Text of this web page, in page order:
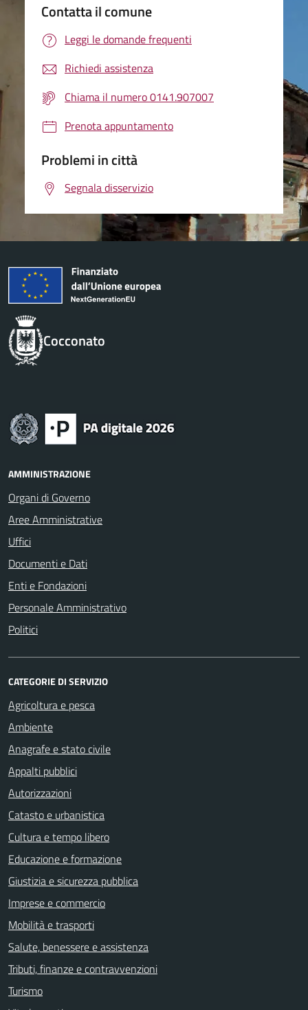
Contatta il comune
Leggi le domande frequenti
Richiedi assistenza
Chiama il numero 0141.907007
Prenota appuntamento
Problemi in città
Segnala disservizio
Cocconato
AMMINISTRAZIONE
Organi di Governo
Aree Amministrative
Uffici
Documenti e Dati
Enti e Fondazioni
Personale Amministrativo
Politici
CATEGORIE DI SERVIZIO
Agricoltura e pesca
Ambiente
Anagrafe e stato civile
Appalti pubblici
Autorizzazioni
Catasto e urbanistica
Cultura e tempo libero
Educazione e formazione
Giustizia e sicurezza pubblica
Imprese e commercio
Mobilità e trasporti
Salute, benessere e assistenza
Tributi, finanze e contravvenzioni
Turismo